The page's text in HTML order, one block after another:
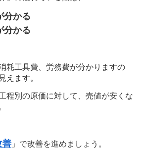
分かる
分かる
耗工具費、労務費が分かりますの
えます。
程別の原価に対して、売値が安くな
善 」で改善を進めましょう。